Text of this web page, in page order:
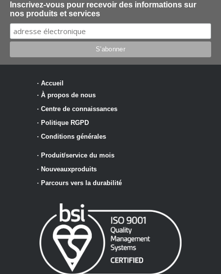
Inscrivez-vous pour recevoir des informations sur
nos produits et services
· Accueil
· À propos de nous
· Centre de connaissances
· Politique RGPD
· Conditions générales
· Produit/service du mois
· Nouveauxproduits
· Parcours vers la durabilité